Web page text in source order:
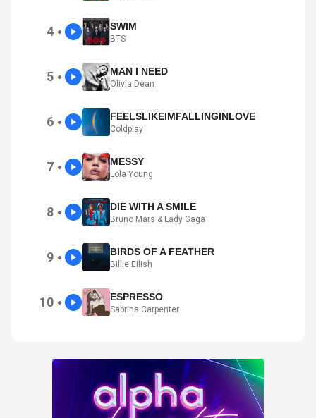
4 ● SWIM
BTS
5 ● MAN I NEED
Olivia Dean
6 ● FEELSLIKEIMFALLINGINLOVE
Coldplay
7 ● MESSY
Lola Young
8 ● DIE WITH A SMILE
Bruno Mars & Lady Gaga
9 ● BIRDS OF A FEATHER
Billie Eilish
10 ● ESPRESSO
Sabrina Carpenter